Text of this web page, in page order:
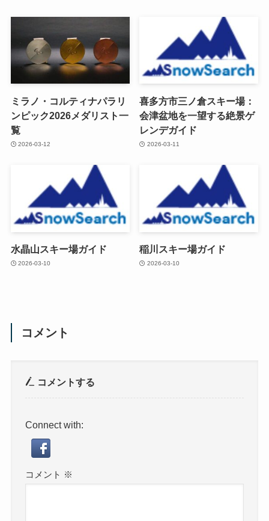
ミラノ・コルティナパラリ
ンピック2026メダリスト一
覧
2026-03-12
喜多方市三ノ倉スキー場：
会津盆地を一望する絶景ゲ
レンデガイド
2026-03-11
水晶山スキー場ガイド
2026-03-10
稲川スキー場ガイド
2026-03-10
コメント
コメントする
Connect with:
コメント ※